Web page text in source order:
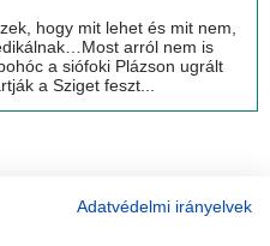
hogy mit lehet és mit nem,
arról nem is
a siófoki Plázson ugrált
a Sziget feszt...
Adatvédelmi irányelvek